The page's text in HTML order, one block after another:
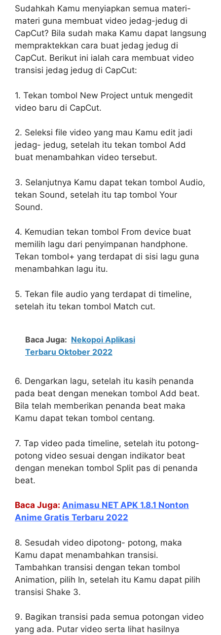
Sudahkah Kamu menyiapkan semua materi-
materi guna membuat video jedag-jedug di
CapCut? Bila sudah maka Kamu dapat langsung
mempraktekkan cara buat jedag jedug di
CapCut. Berikut ini ialah cara membuat video
transisi jedag jedug di CapCut:
1. Tekan tombol New Project untuk mengedit
video baru di CapCut.
2. Seleksi file video yang mau Kamu edit jadi
jedag- jedug, setelah itu tekan tombol Add
buat menambahkan video tersebut.
3. Selanjutnya Kamu dapat tekan tombol Audio,
tekan Sound, setelah itu tap tombol Your
Sound.
4. Kemudian tekan tombol From device buat
memilih lagu dari penyimpanan handphone.
Tekan tombol+ yang terdapat di sisi lagu guna
menambahkan lagu itu.
5. Tekan file audio yang terdapat di timeline,
setelah itu tekan tombol Match cut.
Baca Juga: Nekopoi Aplikasi
Terbaru Oktober 2022
6. Dengarkan lagu, setelah itu kasih penanda
pada beat dengan menekan tombol Add beat.
Bila telah memberikan penanda beat maka
Kamu dapat tekan tombol centang.
7. Tap video pada timeline, setelah itu potong-
potong video sesuai dengan indikator beat
dengan menekan tombol Split pas di penanda
beat.
Baca Juga: Animasu NET APK 1.8.1 Nonton
Anime Gratis Terbaru 2022
8. Sesudah video dipotong- potong, maka
Kamu dapat menambahkan transisi.
Tambahkan transisi dengan tekan tombol
Animation, pilih In, setelah itu Kamu dapat pilih
transisi Shake 3.
9. Bagikan transisi pada semua potongan video
yang ada. Putar video serta lihat hasilnya